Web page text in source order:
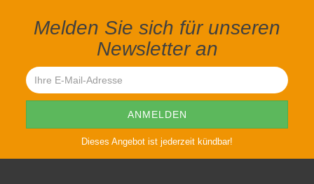
Melden Sie sich für unseren
Newsletter an
Dieses Angebot ist jederzeit kündbar!